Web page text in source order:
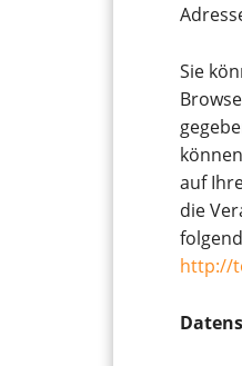
Sie
auf
die
http://